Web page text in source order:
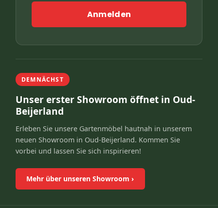
Anmelden
DEMNÄCHST
Unser erster Showroom öffnet in Oud-
Beijerland
Erleben Sie unsere Gartenmöbel hautnah in unserem
neuen Showroom in Oud-Beijerland. Kommen Sie
vorbei und lassen Sie sich inspirieren!
Mehr über unseren Showroom ›